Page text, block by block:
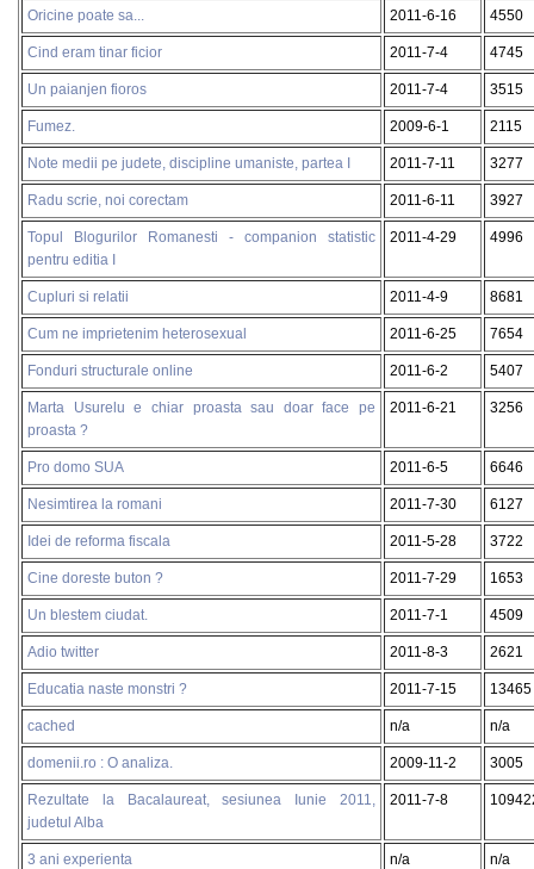
Oricine poate sa... 2011-6-16 4550
Cind eram tinar ficior 2011-7-4 4745
Un paianjen fioros 2011-7-4 3515
Fumez. 2009-6-1 2115
Note medii pe judete, discipline umaniste, partea I 2011-7-11 3277
Radu scrie, noi corectam 2011-6-11 3927
Topul Blogurilor Romanesti - companion statistic
pentru editia I
2011-4-29 4996
Cupluri si relatii 2011-4-9 8681
Cum ne imprietenim heterosexual 2011-6-25 7654
Fonduri structurale online 2011-6-2 5407
Marta Usurelu e chiar proasta sau doar face pe
proasta ?
2011-6-21 3256
Pro domo SUA 2011-6-5 6646
Nesimtirea la romani 2011-7-30 6127
Idei de reforma fiscala 2011-5-28 3722
Cine doreste buton ? 2011-7-29 1653
Un blestem ciudat. 2011-7-1 4509
Adio twitter 2011-8-3 2621
Educatia naste monstri ? 2011-7-15 13465
cached n/a n/a
domenii.ro : O analiza. 2009-11-2 3005
Rezultate la Bacalaureat, sesiunea Iunie 2011,
judetul Alba
2011-7-8
3 ani experienta n/a n/a